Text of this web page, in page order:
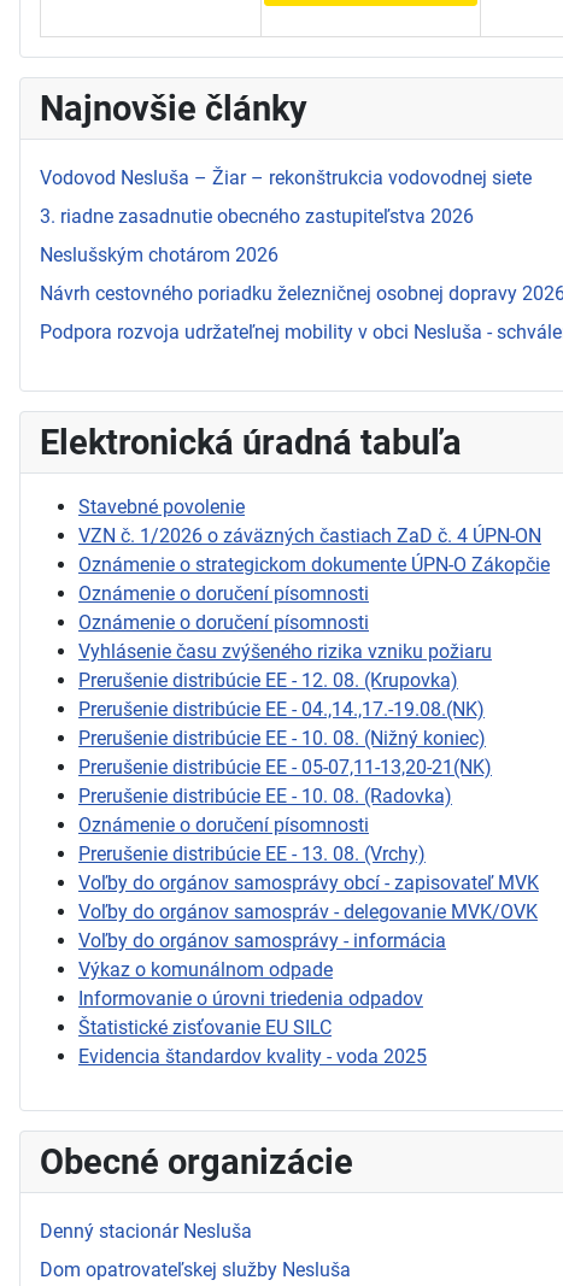
Najnovšie články
Vodovod Nesluša – Žiar – rekonštrukcia vodovodnej siete
3. riadne zasadnutie obecného zastupiteľstva 2026
Neslušským chotárom 2026
Návrh cestovného poriadku železničnej osobnej dopravy
Podpora rozvoja udržateľnej mobility v obci Nesluša -
Elektronická úradná tabuľa
Stavebné povolenie
VZN č. 1/2026 o záväzných častiach ZaD č. 4 ÚPN-ON
Oznámenie o strategickom dokumente ÚPN-O Zákopčie
Oznámenie o doručení písomnosti
Oznámenie o doručení písomnosti
Vyhlásenie času zvýšeného rizika vzniku požiaru
Prerušenie distribúcie EE - 12. 08. (Krupovka)
Prerušenie distribúcie EE - 04.,14.,17.-19.08.(NK)
Prerušenie distribúcie EE - 10. 08. (Nižný koniec)
Prerušenie distribúcie EE - 05-07,11-13,20-21(NK)
Prerušenie distribúcie EE - 10. 08. (Radovka)
Oznámenie o doručení písomnosti
Prerušenie distribúcie EE - 13. 08. (Vrchy)
Voľby do orgánov samosprávy obcí - zapisovateľ MVK
Voľby do orgánov samospráv - delegovanie MVK/OVK
Voľby do orgánov samosprávy - informácia
Výkaz o komunálnom odpade
Informovanie o úrovni triedenia odpadov
Štatistické zisťovanie EU SILC
Evidencia štandardov kvality - voda 2025
Obecné organizácie
Denný stacionár Nesluša
Dom opatrovateľskej služby Nesluša